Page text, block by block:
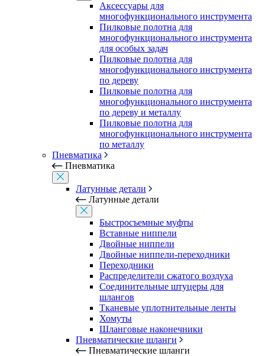
Аксессуары для
многофункционального инструмента
Пилковые полотна для
многофункционального инструмента
для особых задач
Пилковые полотна для
многофункционального инструмента
по дереву
Пилковые полотна для
многофункционального инструмента
по дереву и металлу
Пилковые полотна для
многофункционального инструмента
по металлу
Пневматика
Пневматика
Латунные детали
Латунные детали
Быстросъемные муфты
Вставные ниппели
Двойные ниппели
Двойные ниппели-переходники
Переходники
Распределители сжатого воздуха
Соединительные штуцеры для
шлангов
Тканевые уплотнительные ленты
Хомуты
Шланговые наконечники
Пневматические шланги
Пневматические шланги